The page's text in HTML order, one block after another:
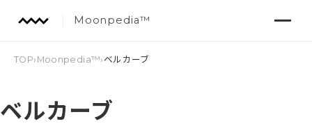
Moonpedia™
TOP› Moonpedia™› ベルカーブ
ベルカーブ